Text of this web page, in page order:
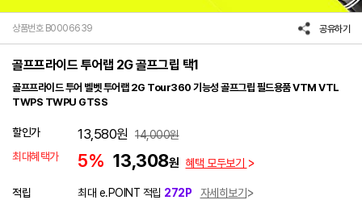
상품번호 B0006639 공유하기
골프프라이드 투어랩 2G 골프그립 택1
골프프라이드 투어 벨벳 투어랩 2G Tour360 기능성 골프그립 필드용품 VTM VTL
TWPS TWPU GTSS
할인가 13,580원 14,000원
최대혜택가
5% 13,308원 혜택 모두보기
적립 최대 e.POINT 적립 272P
자세히보기